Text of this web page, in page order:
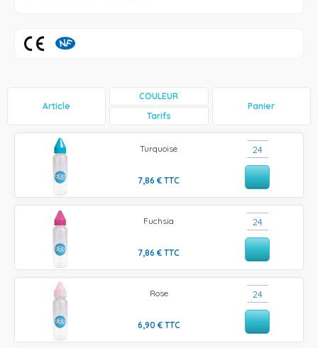
Article
COULEUR
Tarifs
Panier
Turquoise
7,86€ TTC
Fuchsia
7,86€ TTC
Rose
6,90 € TTC